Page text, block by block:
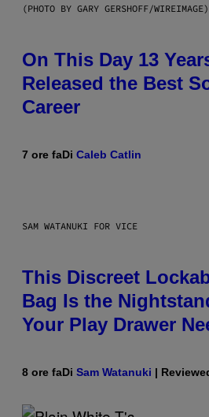
(PHOTO BY GARY GERSHOFF/WIREIMAGE)
On This Day 13
Released the Best
Career
7 ore faDi Caleb Catlin
SAM WATANUKI FOR VICE
This Discreet
Bag Is the
Your Play Drawer
8 ore faDi Sam Watanuki |